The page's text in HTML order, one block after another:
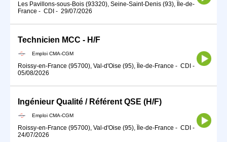
Les Pavillons-sous-Bois (93320), Seine-Saint-Denis (93), Île-de-
France - CDI - 29/07/2026
Technicien MCC - H/F
Emploi CMA-CGM
Roissy-en-France (95700), Val-d'Oise (95), Île-de-France - CDI -
05/08/2026
Ingénieur Qualité / Référent QSE (H/F)
Emploi CMA-CGM
Roissy-en-France (95700), Val-d'Oise (95), Île-de-France - CDI -
24/07/2026